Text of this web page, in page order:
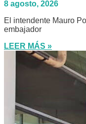
8 agosto, 2026
El intendente Mauro
embajador
LEER MÁS »